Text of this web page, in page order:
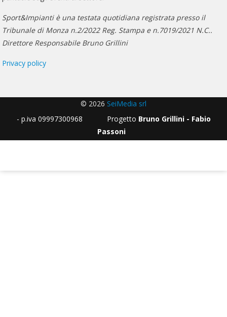
Sport&Impianti è una testata quotidiana registrata presso il
Tribunale di Monza n.2/2022 Reg. Stampa e n.7019/2021 N.C..
Direttore Responsabile Bruno Grillini
Privacy policy
© 2026 SeiMedia srl
- p.iva 09997300968 Progetto Bruno Grillini - Fabio
Passoni